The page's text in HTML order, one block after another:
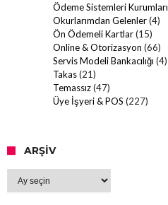
Ödeme Sistemleri Kurumları
Okurlarımdan Gelenler(4)
Ön Ödemeli Kartlar(15)
Online & Otorizasyon (66)
Servis Modeli Bankacılığı (4)
Takas(21)
Temassız(47)
Üye İşyeri & POS (227)
ARŞIV